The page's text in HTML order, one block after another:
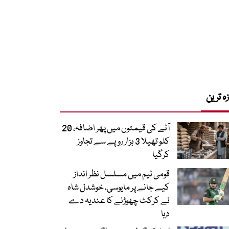
ترین
آٹے کی قیمتوں میں پھر اضافہ، 20
کلو تھیلا 3 ہزار روپے سے تجاوز
کرگیا
قومی ٹیم میں مسلسل نظر انداز
کیے جانے پر مایوسی، خوشدل شاہ
نے کرکٹ چھوڑنے کا عندیہ دے
دیا